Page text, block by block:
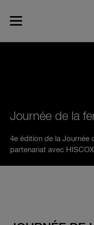
Journée de la
4e édition de la Journée
partenariat avec